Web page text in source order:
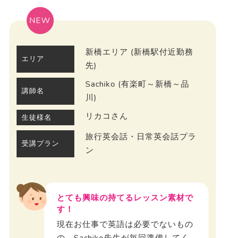
NEW
エリア
新橋エリア (新橋駅付近勤務
先)
講師名
Sachiko (有楽町～新橋～品
川)
生徒様名 リカコさん
受講プラン
旅行英会話・日常英会話プラ
ン
とても興味の持てるレッスン素材で
す！
現在お仕事で英語は必要でないもの